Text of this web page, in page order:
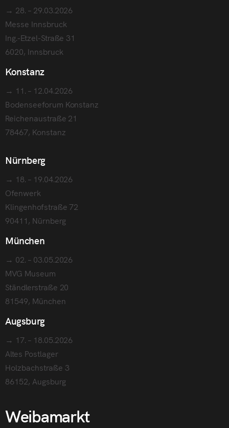
→ 28. – 29.03.2026
Messe Innsbruck
Ing.-Etzel-Straße 31
6020, Innsbruck
Konstanz
→ 11. – 12.04.2026
Bodenseeforum Konstanz
Reichenaustraße 21
78467, Konstanz
Nürnberg
→ 18. – 19.04.2026
Ofenwerk
Klingenhofstraße 72
90411, Nürnberg
München
→ 02. – 03.05.2026
MVG Museum
Ständlerstraße 20
81549, München
Augsburg
→ 17. – 18.05.2026
Altes Postlager
Holzbachstraße 3
86152, Augsburg
Weibamarkt